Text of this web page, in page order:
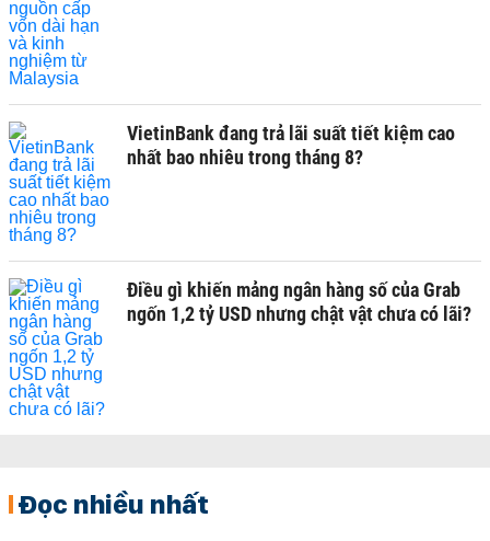
VietinBank đang trả lãi suất tiết kiệm cao
nhất bao nhiêu trong tháng 8?
Điều gì khiến mảng ngân hàng số của Grab
ngốn 1,2 tỷ USD nhưng chật vật chưa có lãi?
Đọc nhiều nhất